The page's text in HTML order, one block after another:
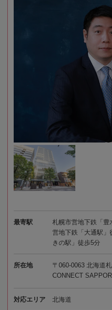
最寄駅
札幌市営地下鉄「
営地下鉄「大通駅」
きの駅」徒歩5分
所在地
〒060-0063 北海道
CONNECT
対応エリア 北海道